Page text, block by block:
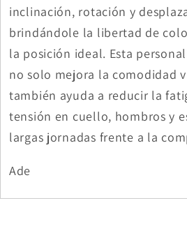
inclinación, rotación y
brindándole la libertad de
la posición ideal. Esta
no solo mejora la comodidad
también ayuda a reducir la
tensión en cuello, hombros y
largas jornadas frente a la
Ade